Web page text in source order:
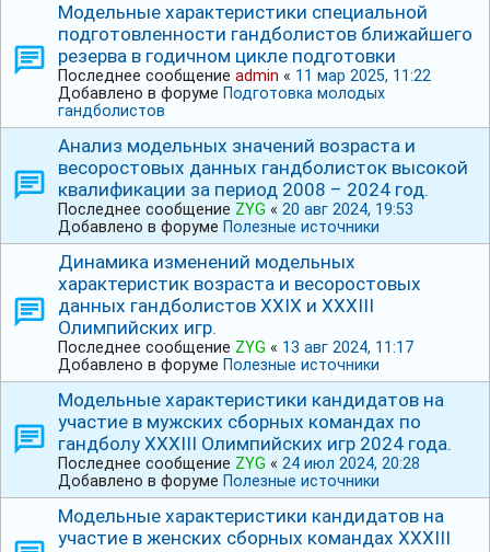
Модельные характеристики специальной
подготовленности гандболистов ближайшего
резерва в годичном цикле подготовки
Последнее сообщение admin « 11 мар 2025, 11:22
Добавлено в форуме Подготовка молодых
гандболистов
Анализ модельных значений возраста и
весоростовых данных гандболисток высокой
квалификации за период 2008 – 2024 год.
Последнее сообщение ZYG « 20 авг 2024, 19:53
Добавлено в форуме Полезные источники
Динамика изменений модельных
характеристик возраста и весоростовых
данных гандболистов ХХⅠХ и ⅩⅩⅩⅠⅠⅠ
Олимпийских игр.
Последнее сообщение ZYG « 13 авг 2024, 11:17
Добавлено в форуме Полезные источники
Модельные характеристики кандидатов на
участие в мужских сборных командах по
гандболу ⅩⅩⅩⅠIⅠ Олимпийских игр 2024 года.
Последнее сообщение ZYG « 24 июл 2024, 20:28
Добавлено в форуме Полезные источники
Модельные характеристики кандидатов на
участие в женских сборных командах ⅩⅩⅩⅠIⅠ